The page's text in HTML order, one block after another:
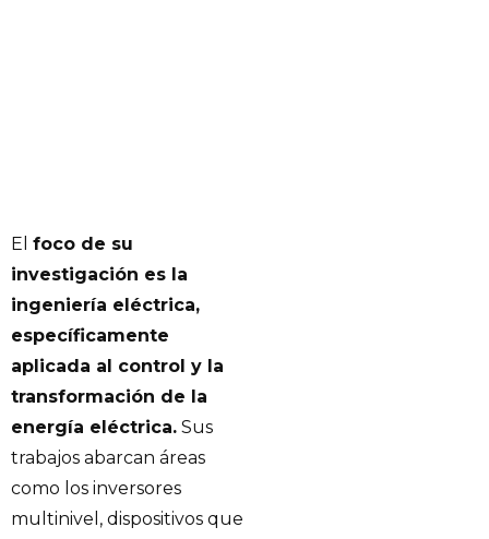
El foco de su
investigación es la
ingeniería eléctrica,
específicamente
aplicada al control y la
transformación de la
energía eléctrica. Sus
trabajos abarcan áreas
como los inversores
multinivel, dispositivos que